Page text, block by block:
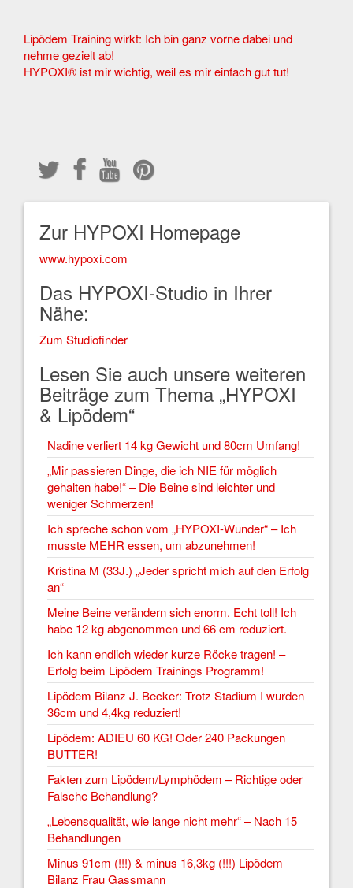
Other
Articles
Lipödem Training wirkt: Ich bin ganz vorne dabei und
nehme gezielt ab!
HYPOXI® ist mir wichtig, weil es mir einfach gut tut!
Zur HYPOXI Homepage
www.hypoxi.com
Das HYPOXI-Studio in Ihrer
Nähe:
Zum Studiofinder
Lesen Sie auch unsere weiteren
Beiträge zum Thema „HYPOXI
& Lipödem“
Nadine verliert 14 kg Gewicht und 80cm Umfang!
„Mir passieren Dinge, die ich NIE für möglich
gehalten habe!“ – Die Beine sind leichter und
weniger Schmerzen!
Ich spreche schon vom „HYPOXI-Wunder“ – Ich
musste MEHR essen, um abzunehmen!
Kristina M (33J.) „Jeder spricht mich auf den Erfolg
an“
Meine Beine verändern sich enorm. Echt toll! Ich
habe 12 kg abgenommen und 66 cm reduziert.
Ich kann endlich wieder kurze Röcke tragen! –
Erfolg beim Lipödem Trainings Programm!
Lipödem Bilanz J. Becker: Trotz Stadium I wurden
36cm und 4,4kg reduziert!
Lipödem: ADIEU 60 KG! Oder 240 Packungen
BUTTER!
Fakten zum Lipödem/Lymphödem – Richtige oder
Falsche Behandlung?
„Lebensqualität, wie lange nicht mehr“ – Nach 15
Behandlungen
Minus 91cm (!!!) & minus 16,3kg (!!!) Lipödem
Bilanz Frau Gassmann